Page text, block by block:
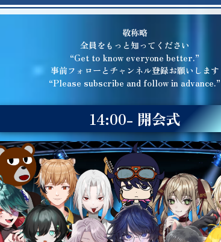
敬称略
全員をもっと知ってください
“Get to know everyone better.”
事前フォローとチャンネル登録お願いします
“Please subscribe and follow in advance.”
14:00- 開会式